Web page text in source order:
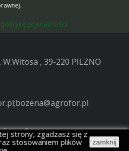
strony, zgadzasz się z
stosowaniem plików
zamknij
politykę prywatności
, 39-220 PILZNO
;bozena@agrofor.pl
s.c. © 2026
realizacja: BigCom